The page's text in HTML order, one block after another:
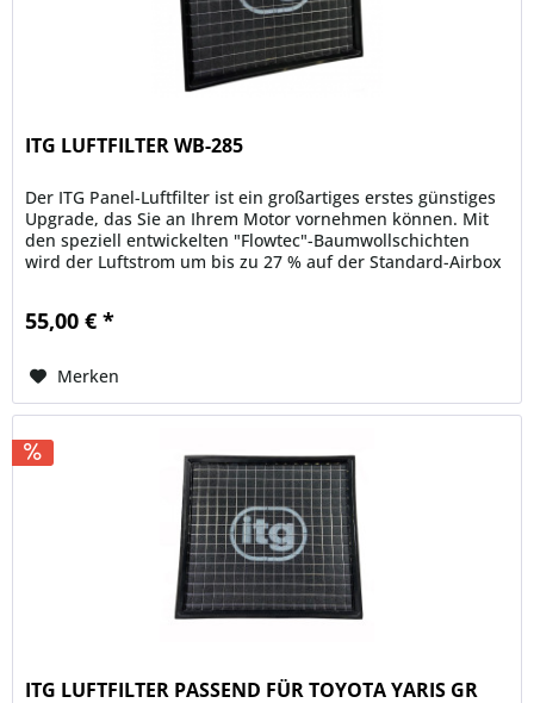
ITG LUFTFILTER WB-285
Der ITG Panel-Luftfilter ist ein großartiges erstes günstiges
Upgrade, das Sie an Ihrem Motor vornehmen können. Mit
den speziell entwickelten "Flowtec"-Baumwollschichten
wird der Luftstrom um bis zu 27 % auf der Standard-Airbox
55,00 € *
Merken
ITG LUFTFILTER PASSEND FÜR TOYOTA YARIS GR